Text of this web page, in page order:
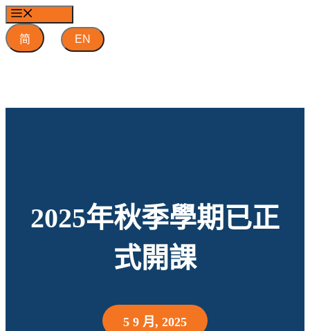
跳
至
內
简 EN
2025年秋季學期已正
式開課
5 9 月, 2025